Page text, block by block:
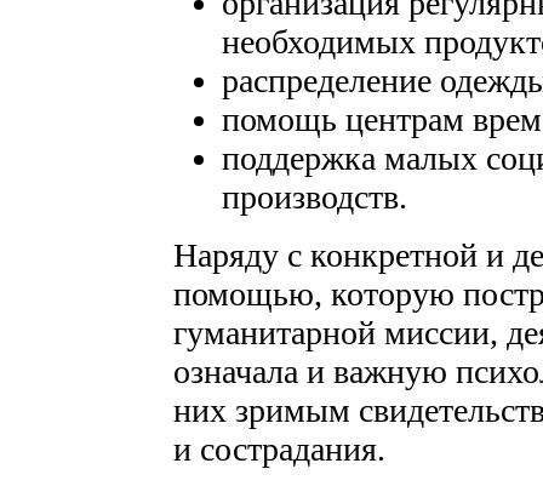
необходимых
распределение
помощь центрам
поддержка малых
производств.
Наряду с конкретной и
помощью, которую
гуманитарной миссии,
означала и важную
них зримым
и сострадания.